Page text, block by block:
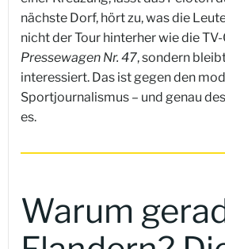
nächste Dorf, hört zu, was die
nicht der Tour hinterher wie die
Pressewagen Nr. 47, sondern
interessiert. Das ist gegen den
Sportjournalismus – und genau
es.
Warum